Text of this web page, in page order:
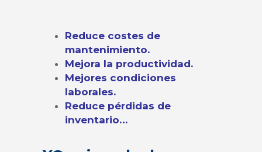
Reduce costes de
mantenimiento.
Mejora la productividad.
Mejores condiciones
laborales.
Reduce pérdidas de
inventario…